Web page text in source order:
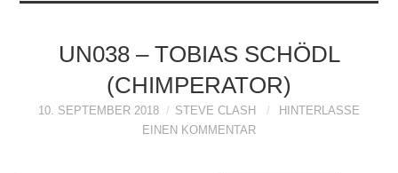
IMPRESSUM
UN038 – TOBIAS SCHÖDL
(CHIMPERATOR)
10. SEPTEMBER 2018 STEVE CLASH
HINTERLASSE
EINEN KOMMENTAR